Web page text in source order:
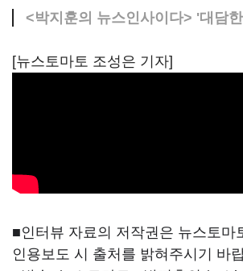
<박지훈의 뉴스인사이다> '대담
[뉴스토마토 조성은 기자]
■인터뷰 자료의 저작권은 뉴스토마
인용보도 시 출처를 밝혀주시기 바